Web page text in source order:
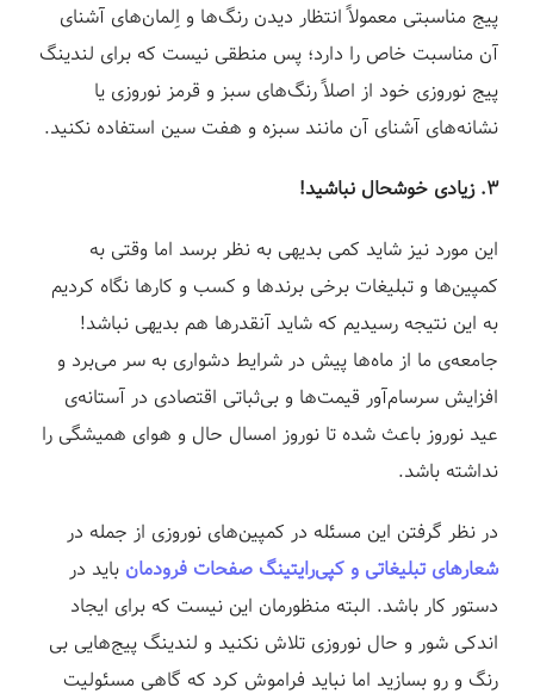
پیج مناسبتی معمولاً انتظار دیدن رنگ‌ها و اِلمان‌های آشنای
آن مناسبت خاص را دارد؛ پس منطقی نیست که برای لندینگ
پیج نوروزی خود از اصلاً رنگ‌های سبز و قرمز نوروزی یا
نشانه‌های آشنای آن مانند سبزه و هفت سین استفاده نکنید.
۳. زیادی خوشحال نباشید!
این مورد نیز شاید کمی بدیهی به نظر برسد اما وقتی به
کمپین‌ها و تبلیغات برخی برندها و کسب و کارها نگاه کردیم
به این نتیجه رسیدیم که شاید آنقدرها هم بدیهی نباشد!
جامعه‌ی ما از ماه‌ها پیش در شرایط دشواری به سر می‌برد و
افزایش سرسام‌آور قیمت‌ها و بی‌ثباتی اقتصادی در آستانه‌ی
عید نوروز باعث شده تا نوروز امسال حال و هوای همیشگی را
نداشته باشد.
در نظر گرفتن این مسئله در کمپین‌های نوروزی از جمله در
شعارهای تبلیغاتی و کپی‌رایتینگ صفحات فرودمان باید در
دستور کار باشد. البته منظورمان این نیست که برای ایجاد
اندکی شور و حال نوروزی تلاش نکنید و لندینگ پیج‌هایی بی
رنگ و رو بسازید اما نباید فراموش کرد که گاهی مسئولیت